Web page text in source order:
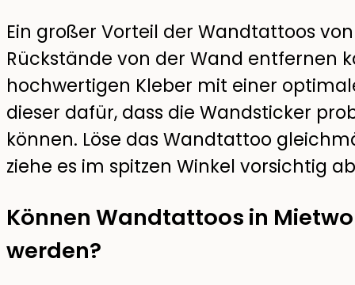
Ein großer Vorteil der Wandtattoos
Rückstände von der Wand entfernen
hochwertigen Kleber mit einer
dieser dafür, dass die Wandsticker
können. Löse das Wandtattoo
ziehe es im spitzen Winkel vorsichtig
Können Wandtattoos in
werden?